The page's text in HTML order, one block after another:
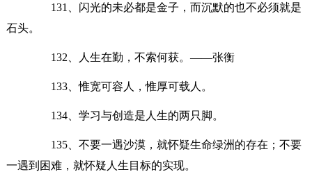
131、闪光的未必都是金子，而沉默的也不必须就是
石头。
132、人生在勤，不索何获。——张衡
133、惟宽可容人，惟厚可载人。
134、学习与创造是人生的两只脚。
135、不要一遇沙漠，就怀疑生命绿洲的存在；不要
一遇到困难，就怀疑人生目标的实现。